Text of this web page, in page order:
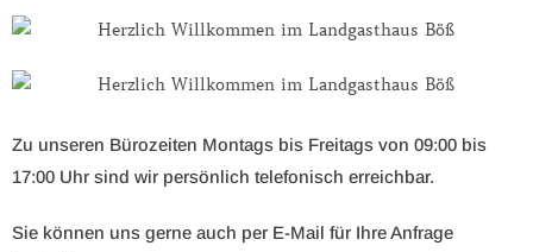
Zu unseren Bürozeiten Montags bis Freitags von 09:00 bis
17:00 Uhr sind wir persönlich telefonisch erreichbar.
Sie können uns gerne auch per E-Mail für Ihre Anfrage